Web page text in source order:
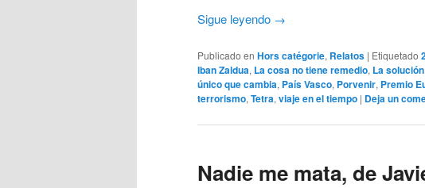
Sigue leyendo →
Publicado en Hors catégorie, Relatos | Etiquetado
Iban Zaldua, La cosa no tiene remedio, La
único que cambia, País Vasco, Porvenir, Premio
terrorismo, Tetra, viaje en el tiempo | Deja un
Nadie me mata, de